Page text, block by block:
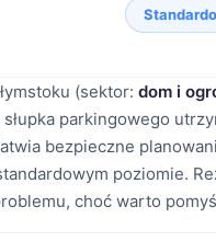
(sektor:dom i
parkingowego
bezpieczne
poziomie.
choć warto